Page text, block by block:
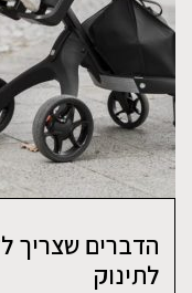
הדברים שצריך
לתינוק